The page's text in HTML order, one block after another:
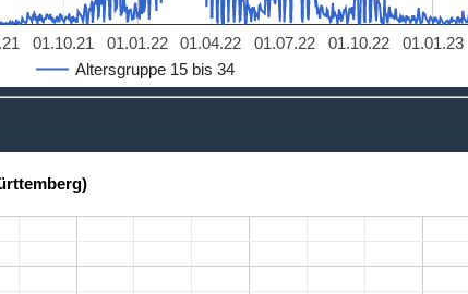
Altersgruppe 15 bis 34
01.01.22 01.01.23
01.10.21 01.04.22 01.07.22 01.10.22